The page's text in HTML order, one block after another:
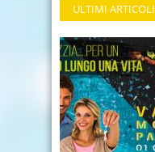
ULTIMI ARTICOLI